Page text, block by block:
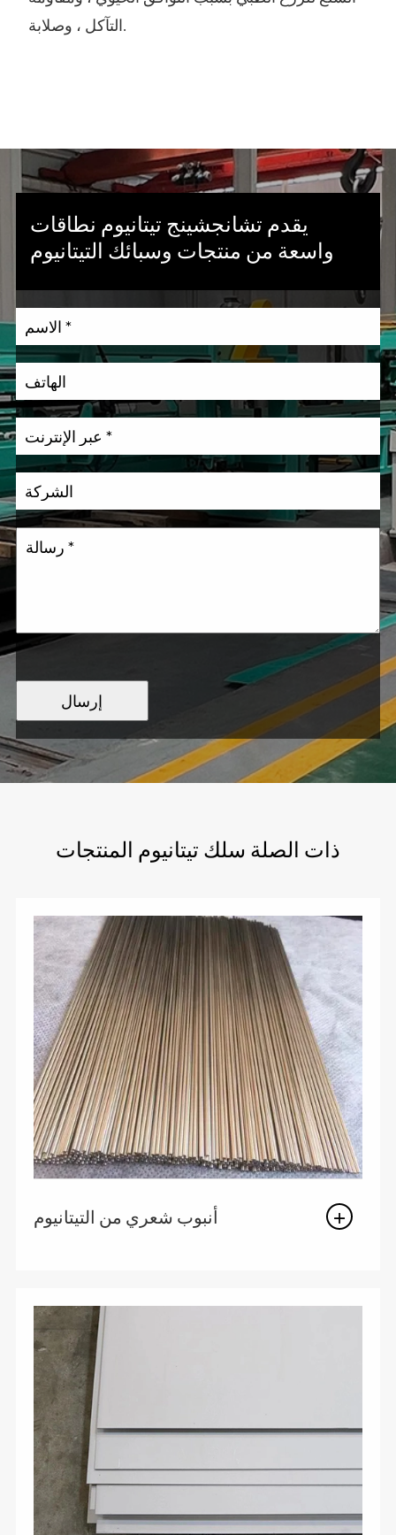
التآكل ، وصلابة.
يقدم تشانجشينج تيتانيوم نطاقات
واسعة من منتجات وسبائك التيتانيوم
إرسال
ذات الصلة سلك تيتانيوم المنتجات
أنبوب شعري من التيتانيوم